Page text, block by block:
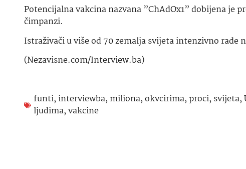
Potencijalna vakcina nazvana ”ChAdOx1” dobijena je
čimpanzi.
Istraživači u više od 70 zemalja svijeta intenzivno rade
(Nezavisne.com/Interview.ba)
funti, interviewba, miliona,okvcirima, proci, svijeta,
ljudima,vakcine